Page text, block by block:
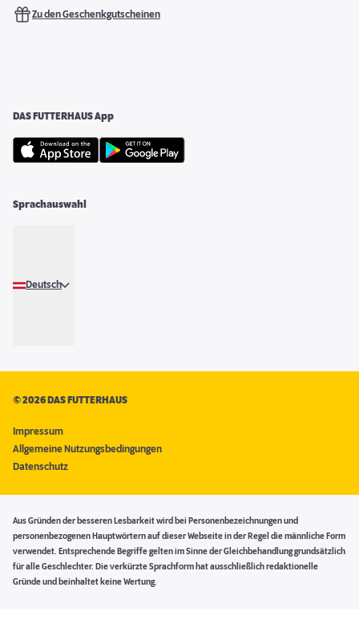
Zu den Geschenkgutscheinen
DAS FUTTERHAUS App
Sprachauswahl
Deutsch
©2026 DAS FUTTERHAUS
Impressum
Allgemeine Nutzungsbedingungen
Datenschutz
Aus Gründen der besseren Lesbarkeit wird bei Personenbezeichnungen und
personenbezogenen Hauptwörtern auf dieser Webseite in der Regel die männliche Form
verwendet. Entsprechende Begriffe gelten im Sinne der Gleichbehandlung grundsätzlich
für alle Geschlechter. Die verkürzte Sprachform hat ausschließlich redaktionelle
Gründe und beinhaltet keine Wertung.